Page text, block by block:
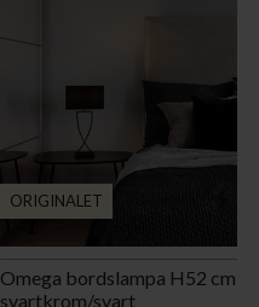
ORIGINALET
Omega bordslampa H52 cm
svartkrom/svart